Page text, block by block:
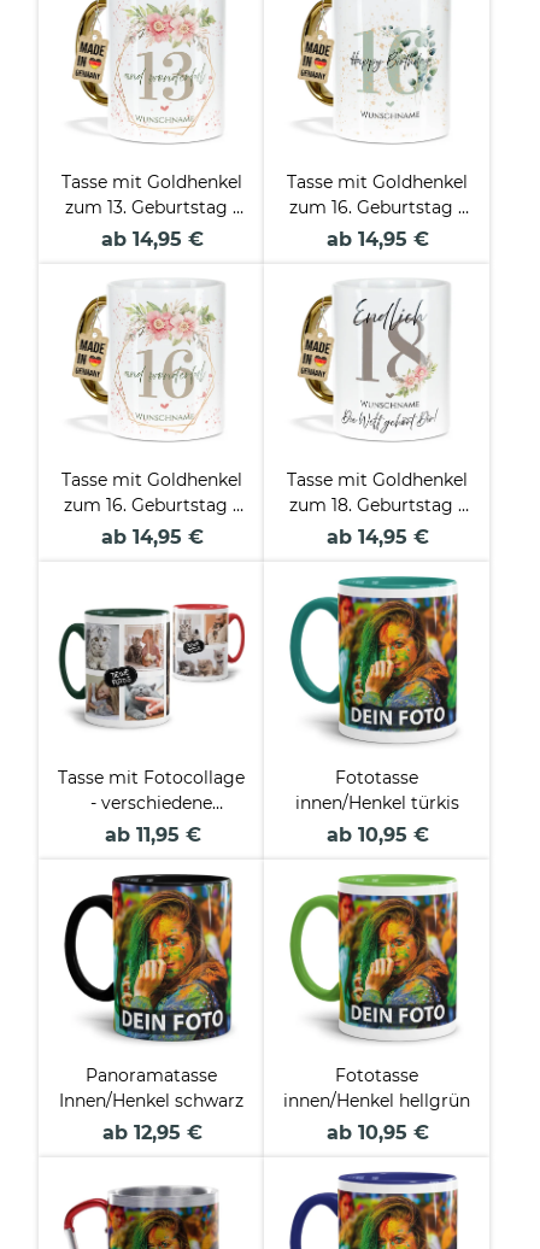
Tasse mit Goldhenkel
zum 13. Geburtstag -
Mit Name -
ab 14,95 €
Tasse mit Goldhenkel
zum 16. Geburtstag -
Mit Name - Happy
ab 14,95 €
Tasse mit Goldhenkel
zum 16. Geburtstag -
Mit Name -
ab 14,95 €
Tasse mit Goldhenkel
zum 18. Geburtstag -
Mit Name - Die Welt
ab 14,95 €
Tasse mit Fotocollage
- verschiedene
Designs
ab 11,95 €
Fototasse
innen/Henkel türkis
ab 10,95 €
Panoramatasse
Innen/Henkel schwarz
ab 12,95 €
Fototasse
innen/Henkel hellgrün
ab 10,95 €